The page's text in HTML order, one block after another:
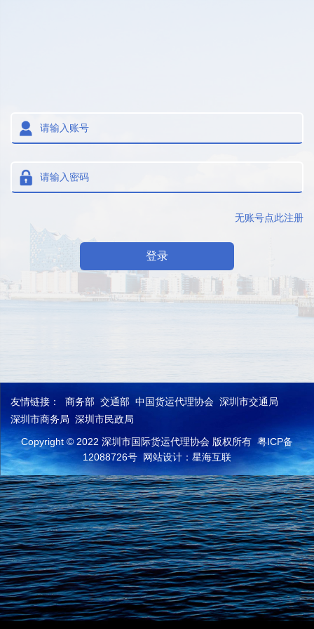
无账号点此注册
登录
友情链接： 商务部 交通部 中国货运代理协会 深圳市交通局
深圳市商务局 深圳市民政局
Copyright © 2022 深圳市国际货运代理协会 版权所有 粤ICP备
12088726号 网站设计：星海互联